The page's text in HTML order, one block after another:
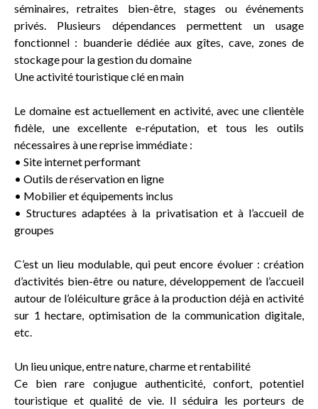
séminaires, retraites bien-être, stages ou événements
privés. Plusieurs dépendances permettent un usage
fonctionnel : buanderie dédiée aux gîtes, cave, zones de
stockage pour la gestion du domaine
Une activité touristique clé en main
Le domaine est actuellement en activité, avec une clientèle
fidèle, une excellente e-réputation, et tous les outils
nécessaires à une reprise immédiate :
• Site internet performant
• Outils de réservation en ligne
• Mobilier et équipements inclus
• Structures adaptées à la privatisation et à l’accueil de
groupes
C’est un lieu modulable, qui peut encore évoluer : création
d’activités bien-être ou nature, développement de l’accueil
autour de l’oléiculture grâce à la production déjà en activité
sur 1 hectare, optimisation de la communication digitale,
etc.
Un lieu unique, entre nature, charme et rentabilité
Ce bien rare conjugue authenticité, confort, potentiel
touristique et qualité de vie. Il séduira les porteurs de